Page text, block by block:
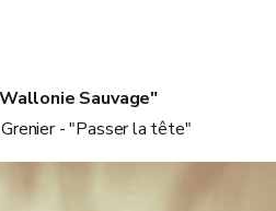
Sauvage"
- "Passer la tête"